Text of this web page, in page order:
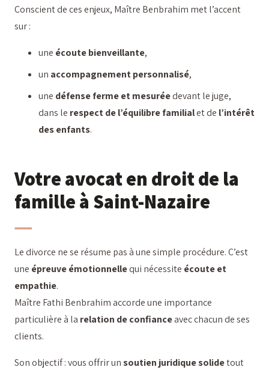
Conscient de ces enjeux, Maître Benbrahim met l’accent
sur :
une écoute bienveillante,
un accompagnement personnalisé,
une défense ferme et mesuréedevant le juge,
dans le respect de l’équilibre familialet de l’intérêt
des enfants.
Votre avocat en droit de la
famille à Saint-Nazaire
Le divorce ne se résume pas à une simple procédure. C’est
une épreuve émotionnellequi nécessite écoute et
empathie.
Maître Fathi Benbrahim accorde une importance
particulière à la relation de confianceavec chacun de ses
clients.
Son objectif : vous offrir unsoutien juridique solidetout